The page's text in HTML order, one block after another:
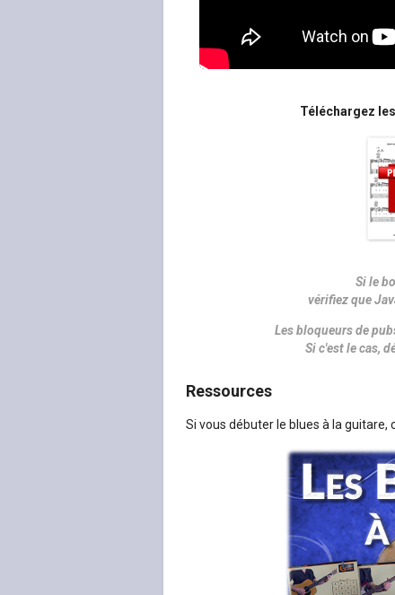
Téléchargez
Si le
vérifiez que
Les bloqueurs de
Si c'est le cas,
Ressources
Si vous débuter le blues à la